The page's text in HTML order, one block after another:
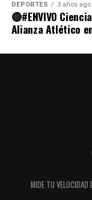
DEPORTES 3 años ago
🔴#ENVIVO
Alianza Atlético
MIDE TU VELOCIDAD